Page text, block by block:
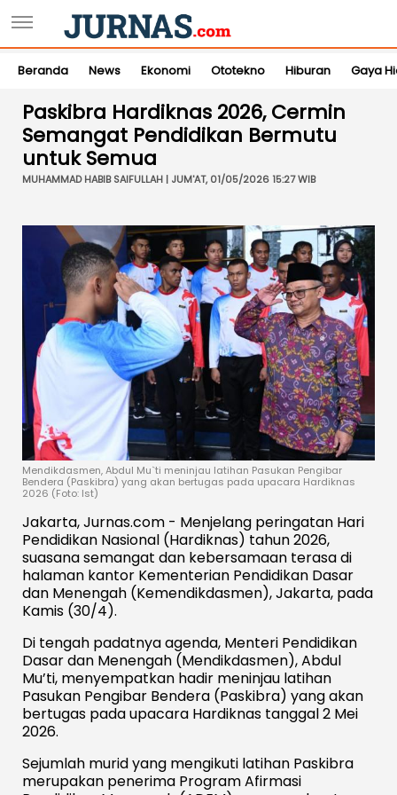
Beranda News Ekonomi Ototekno Hiburan Gaya
Paskibra Hardiknas 2026, Cermin
Semangat Pendidikan Bermutu
untuk Semua
MUHAMMAD HABIB SAIFULLAH | JUM'AT, 01/05/2026 15:27 WIB
Mendikdasmen, Abdul Mu`ti meninjau latihan Pasukan Pengibar
Bendera (Paskibra) yang akan bertugas pada upacara Hardiknas
2026 (Foto: Ist)
Jakarta, Jurnas.com - Menjelang peringatan Hari
Pendidikan Nasional (Hardiknas) tahun 2026,
suasana semangat dan kebersamaan terasa di
halaman kantor Kementerian Pendidikan Dasar
dan Menengah (Kemendikdasmen), Jakarta, pada
Kamis (30/4).
Di tengah padatnya agenda, Menteri Pendidikan
Dasar dan Menengah (Mendikdasmen), Abdul
Mu’ti, menyempatkan hadir meninjau latihan
Pasukan Pengibar Bendera (Paskibra) yang akan
bertugas pada upacara Hardiknas tanggal 2 Mei
2026.
Sejumlah murid yang mengikuti latihan Paskibra
merupakan penerima Program Afirmasi